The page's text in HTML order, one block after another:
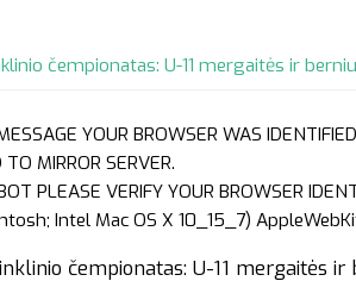
čempionatas: U-11 mergaitės ir
YOUR BROWSER WAS
MIRROR SERVER.
PLEASE VERIFY YOUR BROWSER
Intel Mac OS X 10_15_7)
čempionatas: U-11 mergaitės ir